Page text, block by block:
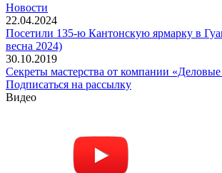
Новости
22.04.2024
Посетили 135-ю Кантонскую ярмарку в
весна 2024)
30.10.2019
Секреты мастерства от компании «Деловые
Подписаться на рассылку
Видео